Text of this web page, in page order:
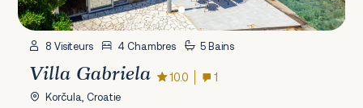
8 Visiteurs 4 Chambres 5 Bains
Villa Gabriela 10.0 1
Korčula, Croatie